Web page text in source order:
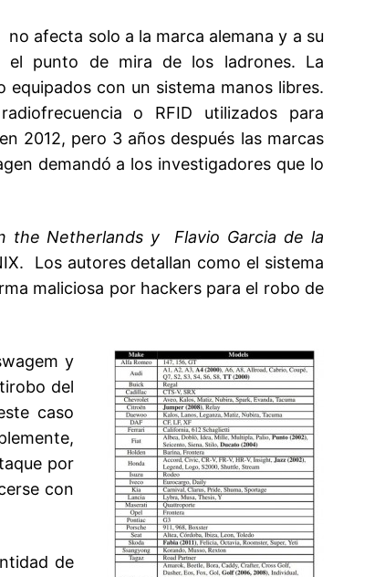
afecta solo a la marca alemana y a su
el punto de mira de los ladrones. La
equipados con un sistema manos libres.
o RFID utilizados para
2012, pero 3 años después las marcas
demandó a los investigadores que lo
the Netherlands y Flavio Garcia de la
Los autores detallan como el sistema
maliciosa por hackers para el robo de
y
del
caso
por
con
de